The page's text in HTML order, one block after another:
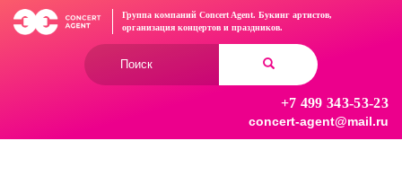
Перейти
Группа компаний Concert Agent. Букинг артистов,
организация концертов и праздников.
+7 499 343-53-23
concert-agent@mail.ru